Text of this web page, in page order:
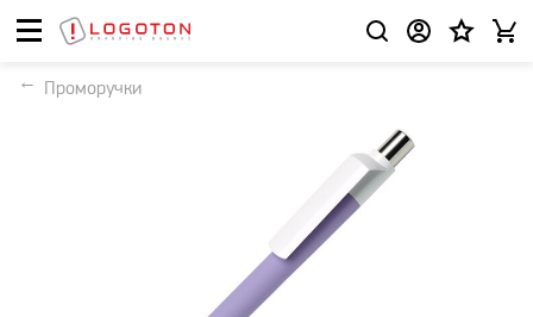
Проморучки